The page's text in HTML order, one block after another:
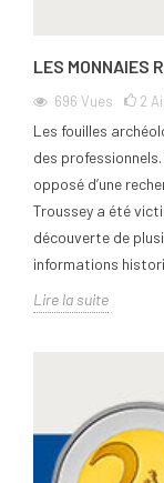
LES MONNAIES
696 Vues 2
Les fouilles
des
opposé d’une
Troussey a été
découverte de
informations
Lire la suite